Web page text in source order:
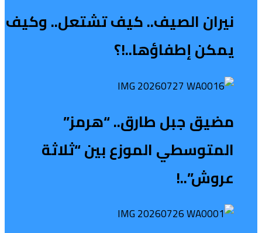
نيران الصيف.. كيف تشتعل.. وكيف
يمكن إطفاؤها..!؟
مضيق جبل طارق.. “هرمز”
المتوسطي الموزع بين “ثلاثة
عروش”..!